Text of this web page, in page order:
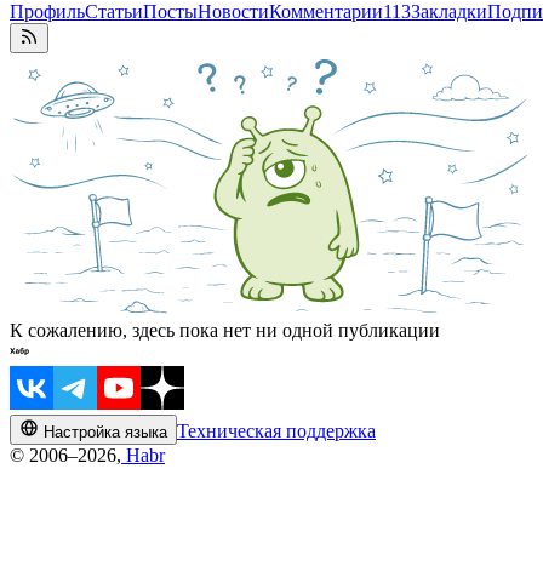
ПрофильСтатьиПостыНовостиКомментарии113Закладки
К сожалению, здесь пока нет ни одной публикации
Настройка языка Техническая поддержка
© 2006–2026, Habr